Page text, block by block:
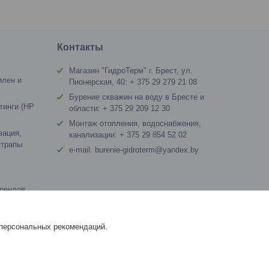
и
(HP
Контакты
Магазин "ГидроТерм" г. Брест, ул.
Пионерская, 40: + 375 29 279 21 08
Бурение скважин на воду в Бресте и
области: + 375 29 209 12 30
Монтаж отопления, водоснабжения,
канализации: + 375 29 854 52 02
e-mail: burenie-gidroterm@yandex.by
рекомендаций.